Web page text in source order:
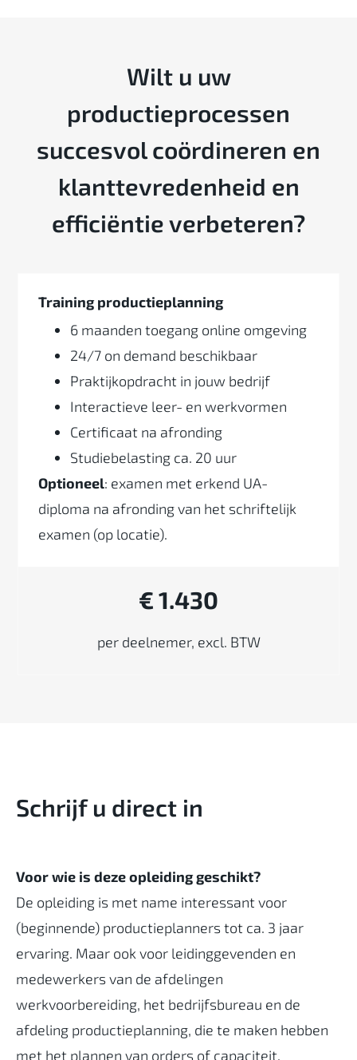
Wilt u uw
productieprocessen
succesvol coördineren en
klanttevredenheid en
efficiëntie verbeteren?
Training productieplanning
6 maanden toegang online omgeving
24/7 on demand beschikbaar
Praktijkopdracht in jouw bedrijf
Interactieve leer- en werkvormen
Certificaat na afronding
Studiebelasting ca. 20 uur
Optioneel: examen met erkend UA-
diploma na afronding van het schriftelijk
examen (op locatie).
€ 1.430
per deelnemer, excl. BTW
Schrijf u direct in
Voor wie is deze opleiding geschikt?
De opleiding is met name interessant voor
(beginnende) productieplanners tot ca. 3 jaar
ervaring. Maar ook voor leidinggevenden en
medewerkers van de afdelingen
werkvoorbereiding, het bedrijfsbureau en de
afdeling productieplanning, die te maken hebben
met het plannen van orders of capaciteit.‍‍